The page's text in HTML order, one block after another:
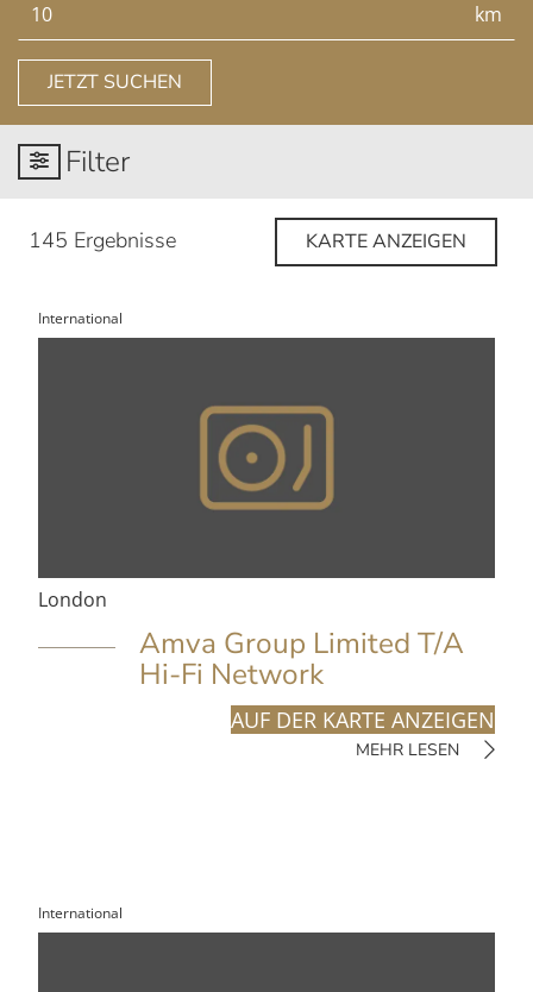
km
JETZT SUCHEN
Filter
145 Ergebnisse KARTE ANZEIGEN
International
London
Amva Group Limited T/A
Hi-Fi Network
AUF DER KARTE ANZEIGEN
MEHR LESEN
International